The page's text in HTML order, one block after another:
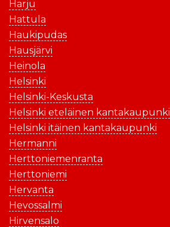
Harju
Hattula
Haukipudas
Hausjärvi
Heinola
Helsinki
Helsinki-Keskusta
Helsinki eteläinen kantakaupunki
Helsinki itäinen kantakaupunki
Hermanni
Herttoniemenranta
Herttoniemi
Hervanta
Hevossalmi
Hirvensalo